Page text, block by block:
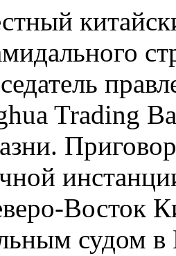
Trading
Восток
судом